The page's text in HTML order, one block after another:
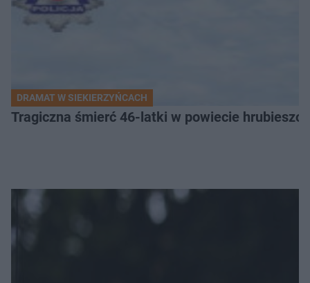
DRAMAT W SIEKIERZYŃCACH
Tragiczna śmierć 46-latki w powiecie